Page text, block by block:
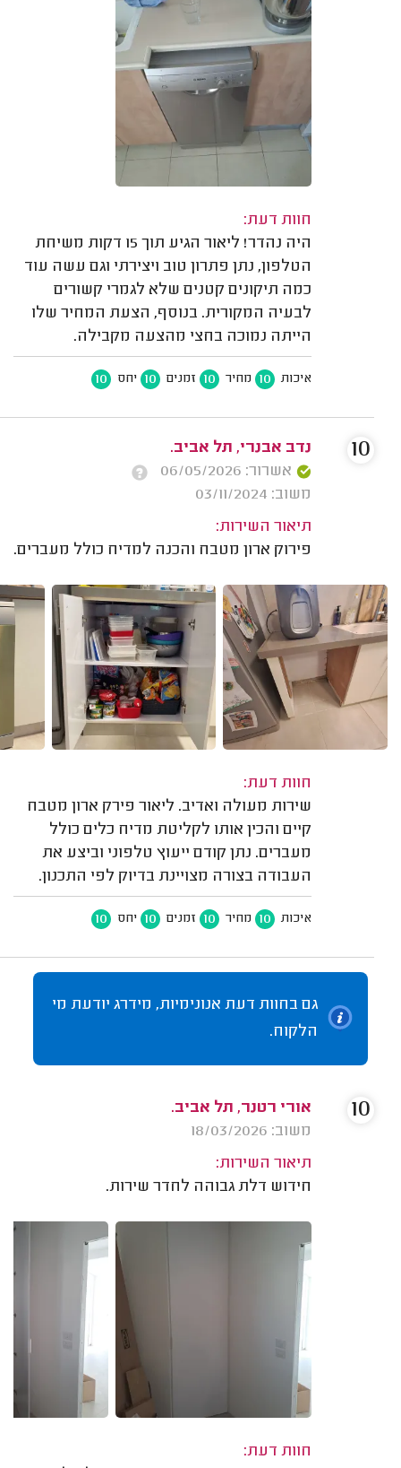
חוות דעת:
היה נהדר! ליאור הגיע תוך 15 דקות משיחת
הטלפון, נתן פתרון טוב ויצירתי וגם עשה עוד
כמה תיקונים קטנים שלא לגמרי קשורים
לבעיה המקורית. בנוסף, הצעת המחיר שלו
הייתה נמוכה בחצי מהצעה מקבילה.
איכות 10 מחיר 10 זמנים 10 יחס 10
נדב אבנרי, תל אביב.
אשרור: 06/05/2026
משוב: 03/11/2024
תיאור השירות:
פירוק ארון מטבח והכנה למדיח כולל מעברים.
חוות דעת:
שירות מעולה ואדיב. ליאור פירק ארון מטבח
קיים והכין אותו לקליטת מדיח כלים כולל
מעברים. נתן קודם ייעוץ טלפוני וביצע את
העבודה בצורה מצויינת בדיוק לפי התכנון.
איכות 10 מחיר 10 זמנים 10 יחס 10
10
גם בחוות דעת אנונימיות, מידרג יודעת מי
הלקוח.
אורי רטנר, תל אביב.
משוב: 18/03/2026
תיאור השירות:
חידוש דלת גבוהה לחדר שירות.
חוות דעת:
10